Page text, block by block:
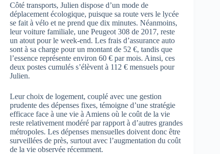
Côté transports, Julien dispose d’un mode de
déplacement écologique, puisque sa route vers le lycée
se fait à vélo et ne prend que dix minutes. Néanmoins,
leur voiture familiale, une Peugeot 308 de 2017, reste
un atout pour le week-end. Les frais d’assurance auto
sont à sa charge pour un montant de 52 €, tandis que
l’essence représente environ 60 € par mois. Ainsi, ces
deux postes cumulés s’élèvent à 112 € mensuels pour
Julien.
Leur choix de logement, couplé avec une gestion
prudente des dépenses fixes, témoigne d’une stratégie
efficace face à une vie à Amiens où le coût de la vie
reste relativement modéré par rapport à d’autres grandes
métropoles. Les dépenses mensuelles doivent donc être
surveillées de près, surtout avec l’augmentation du coût
de la vie observée récemment.